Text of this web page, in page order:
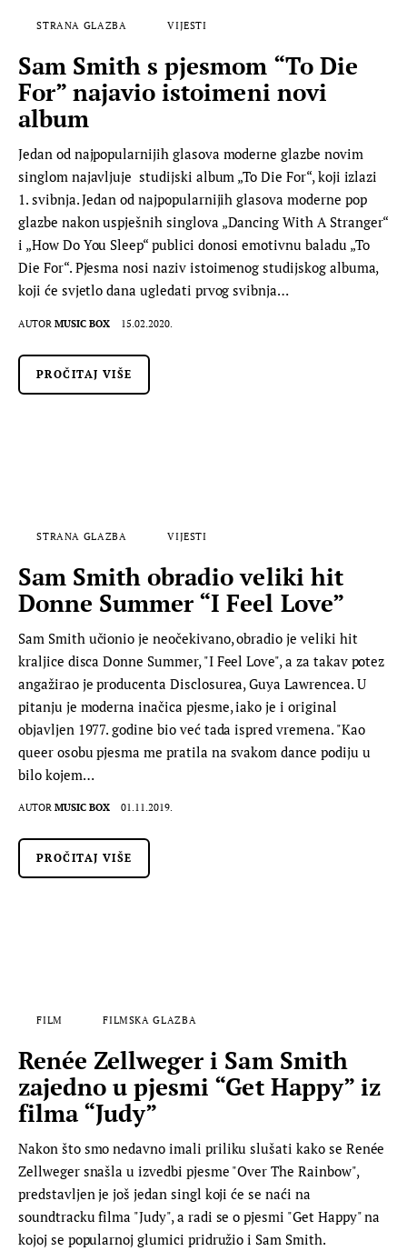
STRANA GLAZBA VIJESTI
Sam Smith s pjesmom “To Die
For” najavio istoimeni novi
album
Jedan od najpopularnijih glasova moderne glazbe novim
singlom najavljuje studijski album „To Die For“, koji izlazi
1. svibnja. Jedan od najpopularnijih glasova moderne pop
glazbe nakon uspješnih singlova „Dancing With A Stranger“
i „How Do You Sleep“ publici donosi emotivnu baladu „To
Die For“. Pjesma nosi naziv istoimenog studijskog albuma,
koji će svjetlo dana ugledati prvog svibnja…
AUTOR MUSIC BOX 15.02.2020.
PROČITAJ VIŠE
STRANA GLAZBA VIJESTI
Sam Smith obradio veliki hit
Donne Summer “I Feel Love”
Sam Smith učionio je neočekivano, obradio je veliki hit
kraljice disca Donne Summer, "I Feel Love", a za takav potez
angažirao je producenta Disclosurea, Guya Lawrencea. U
pitanju je moderna inačica pjesme, iako je i original
objavljen 1977. godine bio već tada ispred vremena. "Kao
queer osobu pjesma me pratila na svakom dance podiju u
bilo kojem…
AUTOR MUSIC BOX 01.11.2019.
PROČITAJ VIŠE
FILM FILMSKA GLAZBA
Renée Zellweger i Sam Smith
zajedno u pjesmi “Get Happy” iz
filma “Judy”
Nakon što smo nedavno imali priliku slušati kako se Renée
Zellweger snašla u izvedbi pjesme "Over The Rainbow",
predstavljen je još jedan singl koji će se naći na
soundtracku filma "Judy", a radi se o pjesmi "Get Happy" na
kojoj se popularnoj glumici pridružio i Sam Smith.